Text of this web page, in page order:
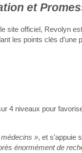
et
site officiel, Revolyn
les points clés d’une
4 niveaux pour
», et s’appuie
énormément de